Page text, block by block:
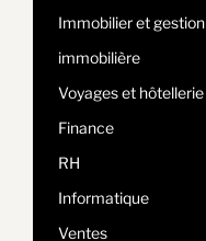
Immobilier et gestion
immobilière
Voyages et hôtellerie
Finance
RH
Informatique
Ventes